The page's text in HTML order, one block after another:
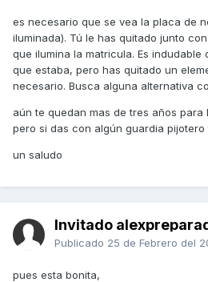
es necesario que se vea la placa de
iluminada). Tú le has quitado junto
que ilumina la matricula. Es
que estaba, pero has quitado un
necesario. Busca alguna alternativa
aún te quedan mas de tres años para
pero si das con algún guardia pijotero
un saludo
Invitado
Publicado 25 de Febrero del
pues esta bonita,